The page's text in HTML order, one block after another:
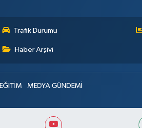
Trafik Durumu
Haber Arşivi
EĞİTİM MEDYA GÜNDEMİ